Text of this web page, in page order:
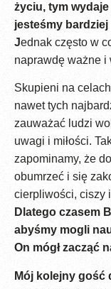
życiu, tym
jesteśmy
Jednak często w
naprawdę ważne i
Skupieni na
nawet tych
zauważać ludzi
uwagi i miłości.
zapominamy, że
obumrzeć i się
cierpliwości, ciszy
Dlatego czasem
abyśmy mogli
On mógł zacząć
Mój kolejny gość